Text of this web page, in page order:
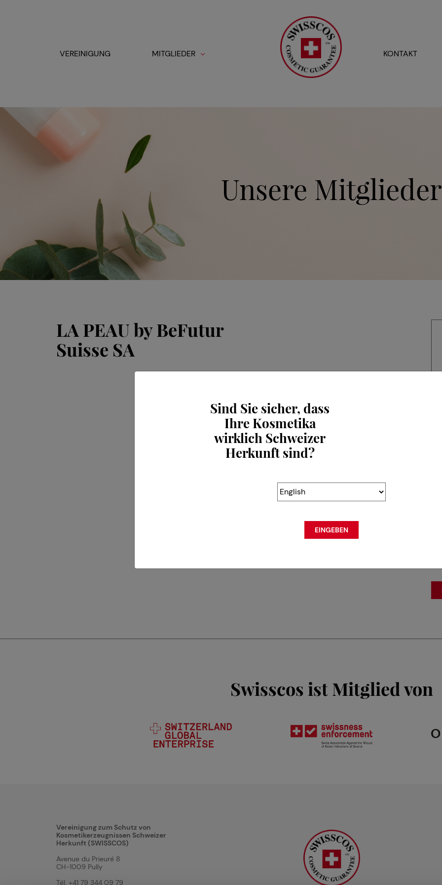
Toggle navigation
VEREINIGUNG MITGLIEDER KONTAKT
Unsere Mitglieder
LA PEAU by BeFutur
Suisse SA
Swisscos ist Mitglied von
Vereinigung zum Schutz von
Kosmetikerzeugnissen Schweizer
Herkunft (SWISSCOS)
Avenue du Prieuré 8
CH-1009 Pully
Tél. +41 79 344 09 79
Sind Sie sicher, dass
Ihre Kosmetika
wirklich Schweizer
Herkunft sind?
EINGEBEN